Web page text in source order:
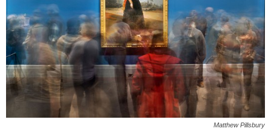
Matthew Pillsbury